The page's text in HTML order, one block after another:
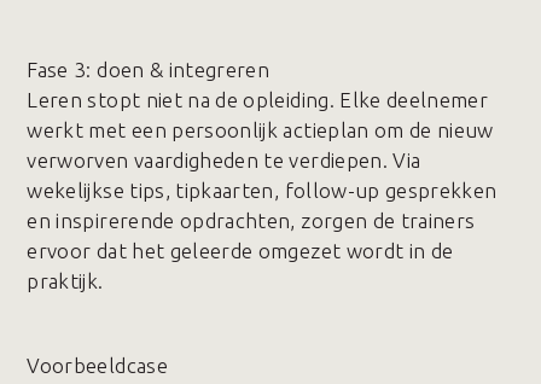
Fase 3️: doen & integreren
Leren stopt niet na de opleiding. Elke deelnemer
werkt met een persoonlijk actieplan om de nieuw
verworven vaardigheden te verdiepen. Via
wekelijkse tips, tipkaarten, follow-up gesprekken
en inspirerende opdrachten, zorgen de trainers
ervoor dat het geleerde omgezet wordt in de
praktijk.
Voorbeeldcase